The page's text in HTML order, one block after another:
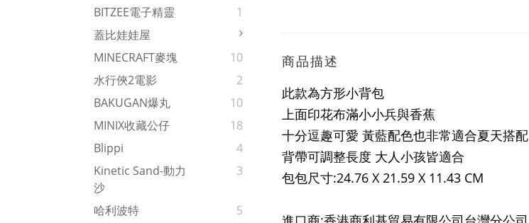
BITZEE電子精靈
1
蓋比娃娃屋
MINECRAFT麥塊
10
水行俠2電影
2
BAKUGAN爆丸
10
MINIX收藏公仔
18
Blippi
4
Kinetic Sand-動力
沙
3
哈利波特
5
商品描述
此款為方形小背包
上面印花布滿小小兵與香蕉
十分逗趣可愛 黃藍配色也非常適合夏天搭配
背帶可調整長度 大人小孩皆適合
包包尺寸:24.76 X 21.59 X 11.43 CM